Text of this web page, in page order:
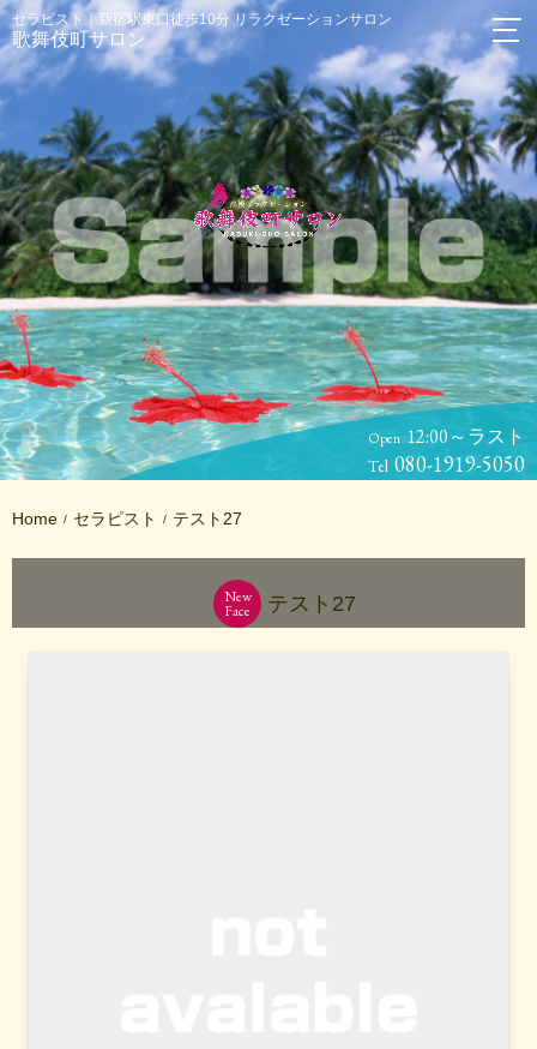
セラピスト｜新宿駅東口徒歩10分 リラクゼーションサロン
歌舞伎町サロン
Open 12:00～ラスト
Tel 080-1919-5050
Home セラピスト テスト27
New
Face テスト27